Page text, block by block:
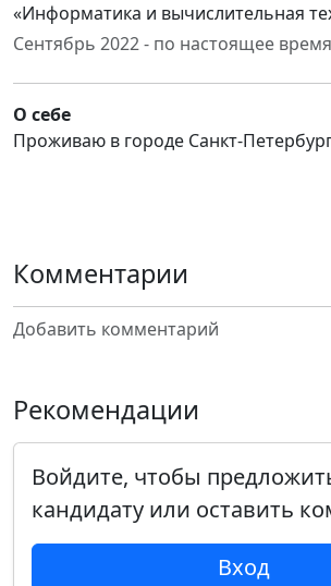
«Информатика и вычислительная
Сентябрь 2022 - по настоящее время
О себе
Проживаю в городе Санкт-
Комментарии
Добавить комментарий
Рекомендации
Войдите, чтобы
кандидату или оставить
Вход